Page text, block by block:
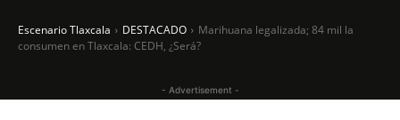
Escenario Tlaxcala DESTACADO
Marihuana legalizada; 84 mil la
consumen en Tlaxcala: CEDH, ¿Será?
- Advertisement -